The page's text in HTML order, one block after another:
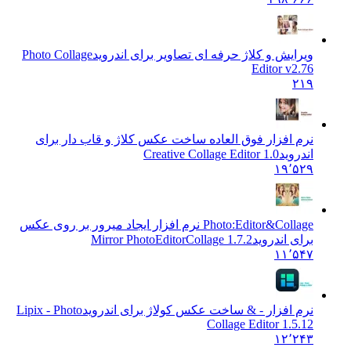
ویرایش و کلاژ حرفه ای تصاویر برای اندروید Photo Collage
Editor v2.76
نرم افزار فوق العاده ساخت عکس کلاژ و قاب دار برای
Creative Collage Editor 1.0
۱۹٬۵۲۹
Photo:Editor&Collage نرم افزار ایجاد میرور بر روی عکس
برای اندروید Mirror PhotoEditorCollage 1.7.2
۱۱٬۵۴۷
نرم افزار - & ساخت عکس کولاژ برای اندروید Lipix - Photo
Collage Editor 1.5.12
۱۲٬۲۴۳